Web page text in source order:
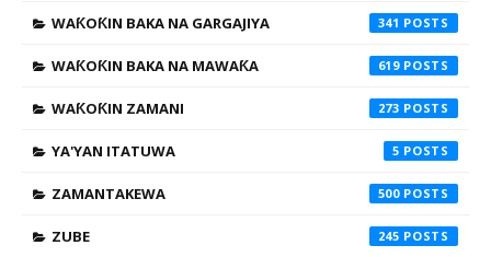
WAƘOƘIN BAKA NA GARGAJIYA 341
WAƘOƘIN BAKA NA MAWAƘA 619
WAƘOƘIN ZAMANI 273
YA'YAN ITATUWA 5
ZAMANTAKEWA 500
ZUBE 245